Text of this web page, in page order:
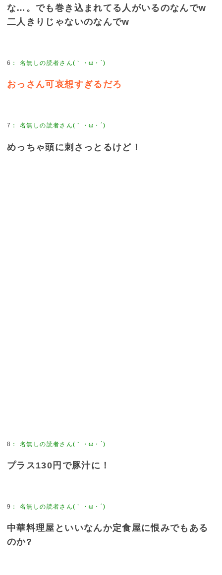
な…。でも巻き込まれてる人がいるのなんでw
二人きりじゃないのなんでw
6 ：名無しの読者さん(｀・ω・´)
おっさん可哀想すぎるだろ
7 ：名無しの読者さん(｀・ω・´)
めっちゃ頭に刺さっとるけど！
8 ：名無しの読者さん(｀・ω・´)
プラス130円で豚汁に！
9 ：名無しの読者さん(｀・ω・´)
中華料理屋といいなんか定食屋に恨みでもある
のか?